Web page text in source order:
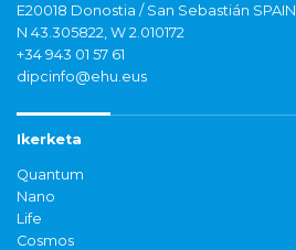
E20018 Donostia / San Sebastián SPAIN
N 43.305822, W 2.010172
+34 943 01 57 61
dipcinfo@ehu.eus
Ikerketa
Quantum
Nano
Life
Cosmos